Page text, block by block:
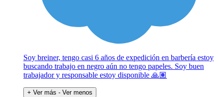
Soy breiner, tengo casi 6 años de expedición en barbería estoy
buscando trabajo en negro aún no tengo papeles. Soy buen
trabajador y responsable estoy disponible 🙏🏽
+ Ver más - Ver menos